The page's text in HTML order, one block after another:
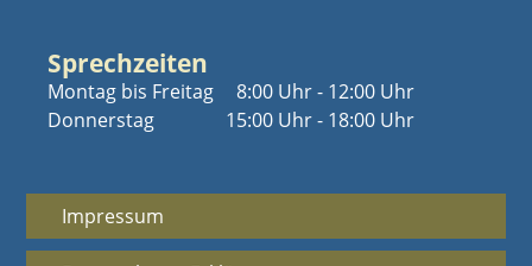
Sprechzeiten
Montag bis Freitag
Donnerstag
8:00 Uhr - 12:00 Uhr
15:00 Uhr - 18:00 Uhr
Impressum